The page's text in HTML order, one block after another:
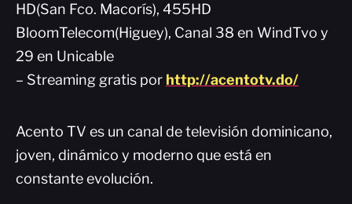
HD(San Fco. Macorís), 455HD
BloomTelecom(Higuey), Canal 38 en WindTvo y
29 en Unicable
– Streaming gratis por http://acentotv.do/
Acento TV es un canal de televisión dominicano,
joven, dinámico y moderno que está en
constante evolución.